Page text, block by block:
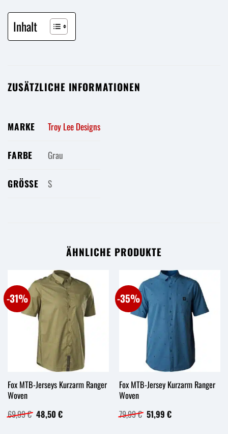
Inhalt
ZUSÄTZLICHE INFORMATIONEN
MARKE Troy Lee Designs
FARBE Grau
GRÖSSE S
ÄHNLICHE PRODUKTE
-31%
Fox MTB-Jerseys Kurzarm Ranger
Woven
69,99€ Ursprünglicher
Preis
48,50 €Aktueller
Preis
-35%
Fox MTB-Jersey Kurzarm Ranger
Woven
79,99€ Ursprünglicher
Preis
51,99 €Aktueller
Preis